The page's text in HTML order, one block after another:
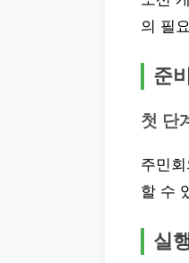
의 필
준
첫 단
주민
할 수
실